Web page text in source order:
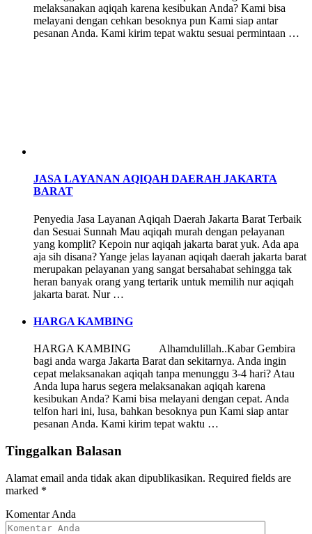
melaksanakan aqiqah karena kesibukan Anda? Kami bisa
melayani dengan cehkan besoknya pun Kami siap antar
pesanan Anda. Kami kirim tepat waktu sesuai permintaan …
JASA LAYANAN AQIQAH DAERAH JAKARTA
BARAT
Penyedia Jasa Layanan Aqiqah Daerah Jakarta Barat Terbaik
dan Sesuai Sunnah Mau aqiqah murah dengan pelayanan
yang komplit? Kepoin nur aqiqah jakarta barat yuk. Ada apa
aja sih disana? Yange jelas layanan aqiqah daerah jakarta barat
merupakan pelayanan yang sangat bersahabat sehingga tak
heran banyak orang yang tertarik untuk memilih nur aqiqah
jakarta barat. Nur …
HARGA KAMBING
HARGA KAMBING Alhamdulillah..Kabar Gembira
bagi anda warga Jakarta Barat dan sekitarnya. Anda ingin
cepat melaksanakan aqiqah tanpa menunggu 3-4 hari? Atau
Anda lupa harus segera melaksanakan aqiqah karena
kesibukan Anda? Kami bisa melayani dengan cepat. Anda
telfon hari ini, lusa, bahkan besoknya pun Kami siap antar
pesanan Anda. Kami kirim tepat waktu …
Tinggalkan Balasan
Alamat email anda tidak akan dipublikasikan. Required fields are
marked *
Komentar Anda